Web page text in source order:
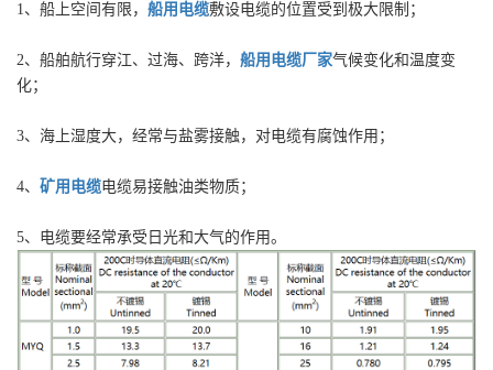
1、船上空间有限， 船用电缆敷设电缆的位置受到极大限制；
2、船舶航行穿江、过海、跨洋， 船用电缆厂家气候变化和温度变
化；
3、海上湿度大，经常与盐雾接触，对电缆有腐蚀作用；
4、 矿用电缆电缆易接触油类物质；
5、电缆要经常承受日光和大气的作用。